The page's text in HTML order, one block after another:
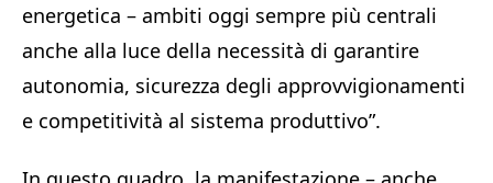
energetica – ambiti oggi sempre più centrali
anche alla luce della necessità di garantire
autonomia, sicurezza degli approvvigionamenti
e competitività al sistema produttivo”.